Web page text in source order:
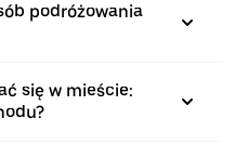
podróżowania
się w mieście: